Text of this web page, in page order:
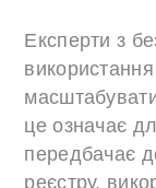
Експерти з
це означає
передбачає
реєстру,